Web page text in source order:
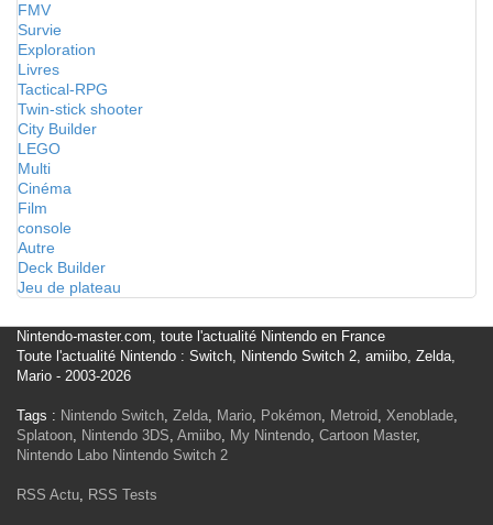
FMV
Survie
Exploration
Livres
Tactical-RPG
Twin-stick shooter
City Builder
LEGO
Multi
Cinéma
Film
console
Autre
Deck Builder
Jeu de plateau
Nintendo-master.com, toute l'actualité Nintendo en France
Toute l'actualité Nintendo : Switch, Nintendo Switch 2, amiibo, Zelda,
Mario - 2003-2026
Tags : Nintendo Switch, Zelda, Mario, Pokémon, Metroid, Xenoblade,
Splatoon, Nintendo 3DS, Amiibo, My Nintendo, Cartoon Master,
Nintendo Labo Nintendo Switch 2
RSS Actu, RSS Tests